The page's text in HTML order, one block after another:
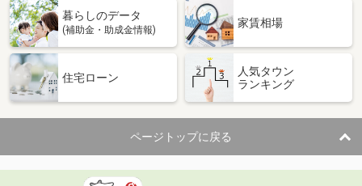
暮らしのデータ
(補助金・助成金情報)
家賃相場
住宅ローン
人気タウン
ランキング
ページトップに戻る